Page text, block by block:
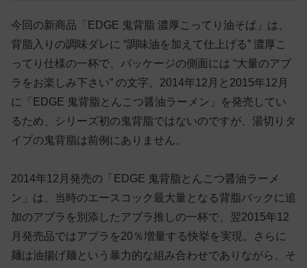
今回の新商品「EDGE 鬼背脂 濃厚こってり油そば」は、
背脂入りの調味ダレに “調味油を加えて仕上げる” 濃厚こ
ってり仕様の一杯で、パッケージの側面には “大量のアブ
ラをお楽しみ下さい” の文字。2014年12月と2015年12月
に「EDGE 鬼背脂とんこつ醤油ラーメン」を発売してい
るため、シリーズ初の鬼背脂ではないのですが、湯切りタ
イプの鬼背脂は前例にありません。
2014年12月発売の「EDGE 鬼背脂とんこつ醤油ラーメ
ン」は、当時のエースコック最大量となる背脂パックに追
加のアブラを別添したアブラ推しの一杯で、翌2015年12
月発売品ではアブラを20％増量する快挙を実現。さらに
麺は油揚げ麺という暴力的な組み合わせでありながら、そ